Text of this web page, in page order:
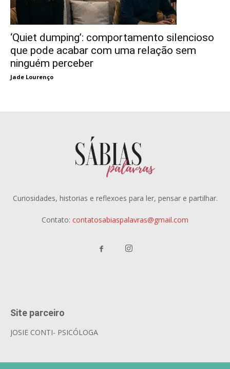
‘Quiet dumping’: comportamento silencioso
que pode acabar com uma relação sem
ninguém perceber
Jade Lourenço
Curiosidades, historias e reflexoes para ler, pensar e partilhar.
Contato: contatosabiaspalavras@gmail.com
Site parceiro
JOSIE CONTI- PSICÓLOGA